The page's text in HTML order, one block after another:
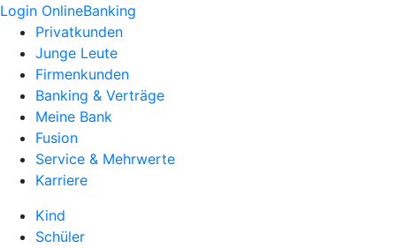
Login OnlineBanking
Privatkunden
Junge Leute
Firmenkunden
Banking & Verträge
Meine Bank
Fusion
Service & Mehrwerte
Karriere
Kind
Schüler